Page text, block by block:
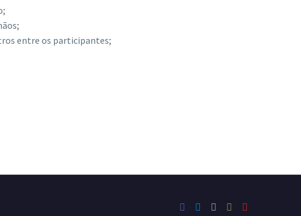
entre os participantes;